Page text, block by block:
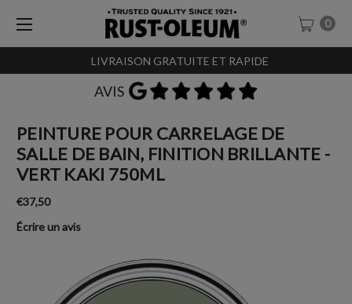
LIVRAISON GRATUITE ET RAPIDE
0
AVIS
PEINTURE POUR CARRELAGE DE
SALLE DE BAIN, FINITION BRILLANTE -
VERT KAKI 750ML
€37,50
Écrire un avis